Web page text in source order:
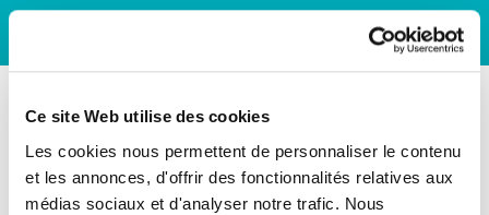
Ce site Web utilise des cookies
Les cookies nous permettent de personnaliser le contenu
et les annonces, d'offrir des fonctionnalités relatives aux
médias sociaux et d'analyser notre trafic. Nous